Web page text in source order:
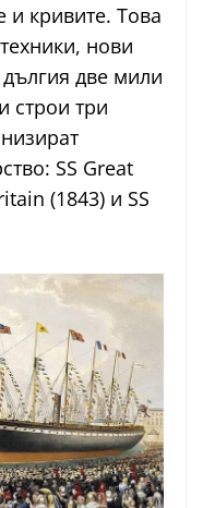
кривите. Това
нови
две мили
строи три
SS Great
(1843) и SS